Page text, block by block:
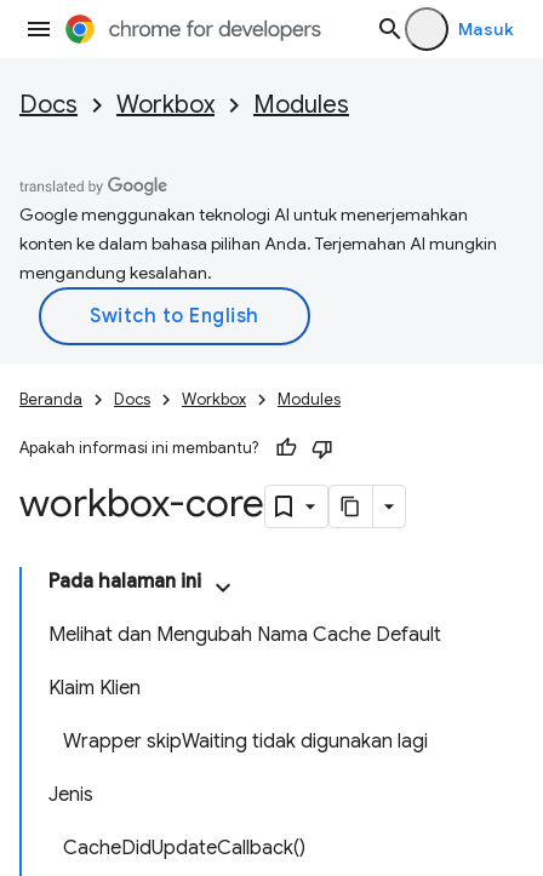
Masuk
Docs Workbox Modules
Google menggunakan teknologi AI untuk menerjemahkan
konten ke dalam bahasa pilihan Anda. Terjemahan AI mungkin
mengandung kesalahan.
Beranda Docs Workbox Modules
Apakah informasi ini membantu?
workbox-core
Pada halaman ini
Melihat dan Mengubah Nama Cache Default
Klaim Klien
Wrapper skipWaiting tidak digunakan lagi
Jenis
CacheDidUpdateCallback()